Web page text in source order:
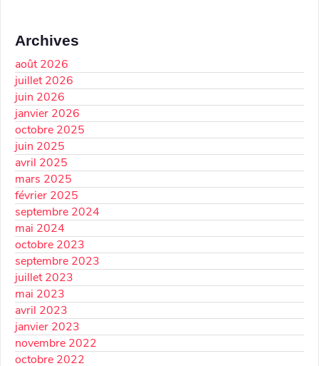
Archives
août 2026
juillet 2026
juin 2026
janvier 2026
octobre 2025
juin 2025
avril 2025
mars 2025
février 2025
septembre 2024
mai 2024
octobre 2023
septembre 2023
juillet 2023
mai 2023
avril 2023
janvier 2023
novembre 2022
octobre 2022